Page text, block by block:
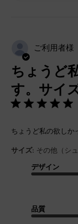
ご利用者様
ちょうど
す。サイ
ちょうど私の欲しか
サイズ: その他（シ
デザイン
品質